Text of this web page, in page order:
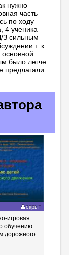
нужно
часть
по ходу
4 ученика
З сильным
т. к.
основной
было легче
предлагали
скрыт
игровая
обучению
дорожного